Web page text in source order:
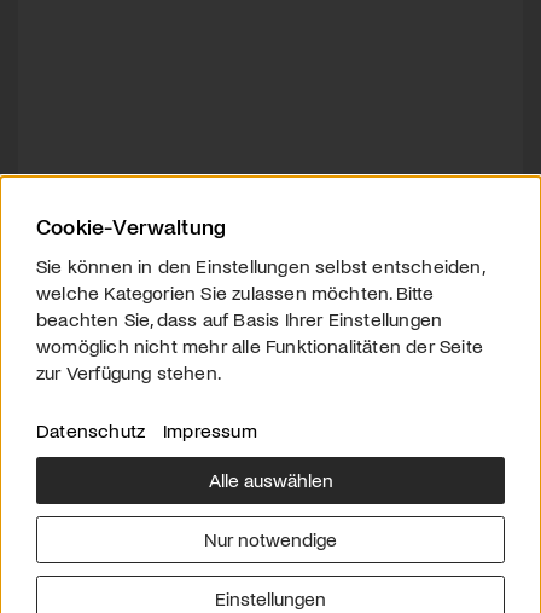
Über uns
Downloads
Werben
Impressum
Cookie-Verwaltung
Sie können in den Einstellungen selbst entscheiden,
welche Kategorien Sie zulassen möchten. Bitte
beachten Sie, dass auf Basis Ihrer Einstellungen
womöglich nicht mehr alle Funktionalitäten der Seite
zur Verfügung stehen.
Datenschutz Impressum
Alle auswählen
Nur notwendige
Einstellungen